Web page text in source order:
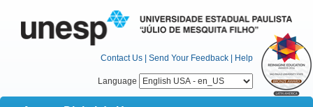
Contact Us | Send Your Feedback | Help
Language